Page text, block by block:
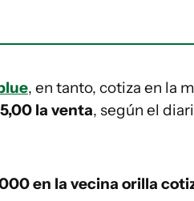
, en tanto, cotiza en la
la venta, según el
en la vecina orilla